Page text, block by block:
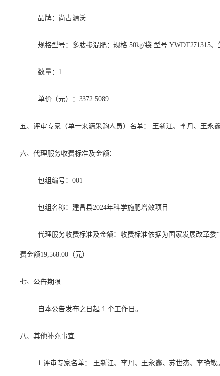
品牌：尚古源沃
规格型号：多肽掺混肥：规格 50kg/袋 型号 YWDT271315
数量： 1
单价（元）：3372.5089
五、评审专家（单一来源采购人员）名单： 王新江、李丹、王永
六、代理服务收费标准及金额：
包组编号：001
包组名称：建昌县2024年科学施肥增效项目
代理服务收费标准及金额：收费标准依据为国家发展改革委
费金额19,568.00（元）
七、公告期限
自本公告发布之日起 1 个工作日。
八、其他补充事宜
1.评审专家名单： 王新江、李丹、王永鑫、苏世杰、李艳敏